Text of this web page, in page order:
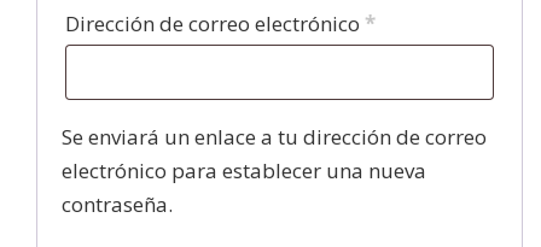
Dirección de correo electrónico *O
l
i
g
Se enviará un enlace a tu dirección de correo
electrónico para establecer una nueva
contraseña.